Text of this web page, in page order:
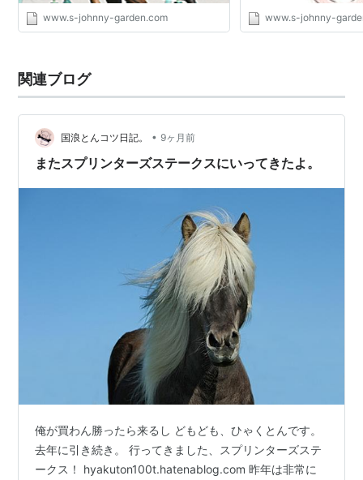
第1
回
1967年7
月9日
中山
芝
オンワードヒル
牡
4
牧野三雄
第2
回
1968年5
月3日
芝
4
第
1969年9
月28日
中山
1200
タケシバオー
3
1200
ケンサチオー
牡
5
芝
1200
ノボルトウコウ
牡
中山
キョウエイグリ
ーン
牝
4
第8
回
1974年
10月6日
中山
芝
1200
サクライワイ
牝
3
小島太
www.s-johnny-garden.com www.s-johnny-
関連ブログ
国浪とんコツ日記。 • 9ヶ月前
またスプリンターズステークスにいってきたよ。
俺が買わん勝ったら来るし どもども、ひゃくとんです。
去年に引き続き。 行ってきました、スプリンターズステ
ークス！ hyakuton100t.hatenablog.com 昨年は非常に